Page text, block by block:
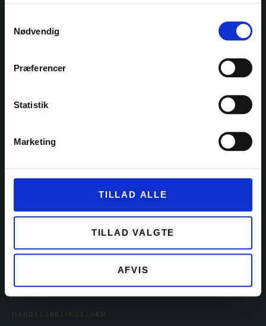
Nødvendig
Præferencer
Statistik
Marketing
TILLAD ALLE
TILLAD VALGTE
AFVIS
GARN
EVENTS
KUNDESERVICE
HANDELSBETINGELSER